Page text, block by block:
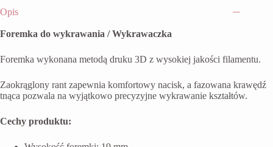
Opis
Foremka do wykrawania / Wykrawaczka
Foremka wykonana metodą druku 3D z wysokiej jakości filamentu.
Zaokrąglony rant zapewnia komfortowy nacisk, a fazowana krawędź
tnąca pozwala na wyjątkowo precyzyjne wykrawanie kształtów.
Cechy produktu: